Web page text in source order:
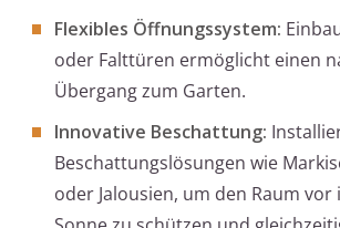
Flexibles Öffnungssystem:
oder Falttüren ermöglicht einen
Übergang zum Garten.
Innovative Beschattung:
Beschattungslösungen wie
oder Jalousien, um den Raum